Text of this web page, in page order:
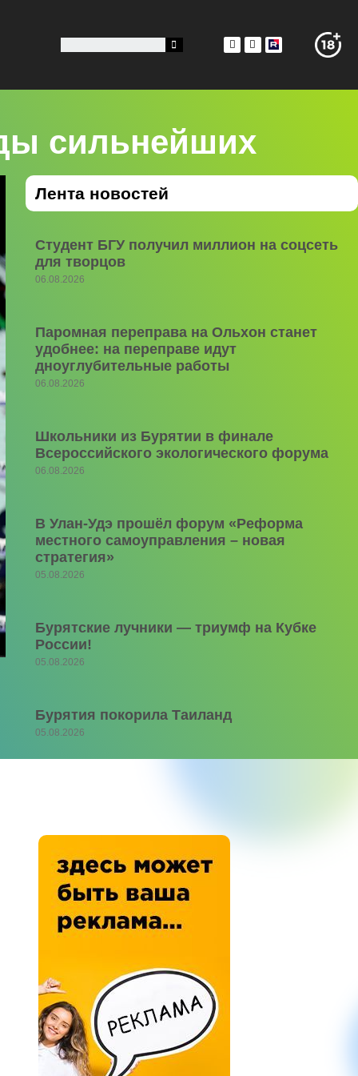
сильнейших
Лента новостей
Студент БГУ получил миллион на соцсеть
для творцов
06.08.2026
Паромная переправа на Ольхон станет
удобнее: на переправе идут
дноуглубительные работы
06.08.2026
Школьники из Бурятии в финале
Всероссийского экологического форума
06.08.2026
В Улан-Удэ прошёл форум «Реформа
местного самоуправления – новая
стратегия»
05.08.2026
Бурятские лучники — триумф на Кубке
России!
05.08.2026
Бурятия покорила Таиланд
05.08.2026